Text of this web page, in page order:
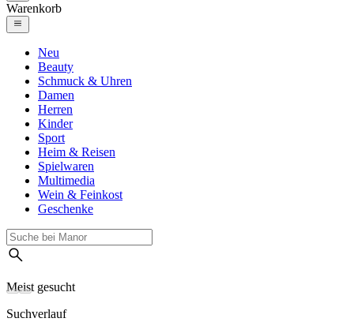
Warenkorb
Neu
Beauty
Schmuck & Uhren
Damen
Herren
Kinder
Sport
Heim & Reisen
Spielwaren
Multimedia
Wein & Feinkost
Geschenke
Meist gesucht
Suchverlauf